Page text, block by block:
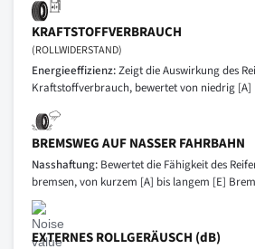
KRAFTSTOFFVERBRAUCH
(ROLLWIDERSTAND)
Energieeffizienz:Zeigt die Auswirkung des
Kraftstoffverbrauch, bewertet von niedrig [A]
BREMSWEG AUF NASSER FAHRBAHN
Nasshaftung: Bewertet die Fähigkeit des
bremsen, von kurzem [A] bis langem [E]
EXTERNES ROLLGERÄUSCH (dB)